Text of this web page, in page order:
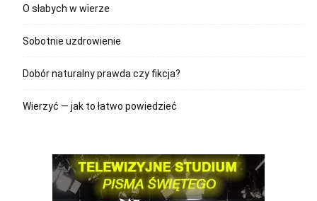
O słabych w wierze
Sobotnie uzdrowienie
Dobór naturalny prawda czy fikcja?
Wierzyć — jak to łatwo powiedzieć